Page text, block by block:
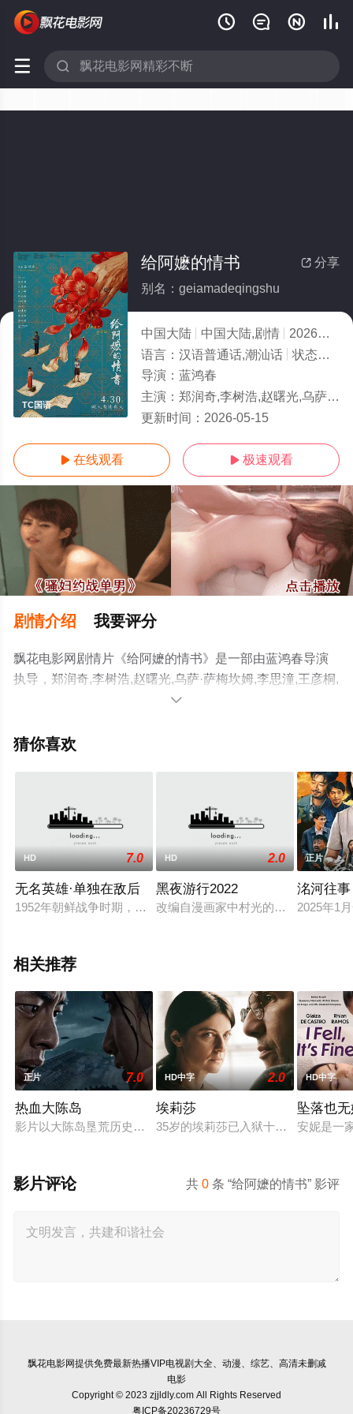
   
 
TC国语
 分享
给阿嬷的情书
别名：geiamadeqingshu
中国大陆 中国大陆,剧情 2026
5.0
语言： 汉语普通话,潮汕话 状态：
导演： 蓝鸿春
主演： 郑润奇,李树浩,赵曙光,乌萨·萨梅坎姆,李思潼,王彦桐,吴少卿,王晓慧,李德如
更新时间： 2026-05-15
 在线观看  极速观看
剧情介绍 我要评分
飘花电影网剧情片《给阿嬷的情书》是一部由蓝鸿春导演
执导，郑润奇,李树浩,赵曙光,乌萨·萨梅坎姆,李思潼,王彦桐,
吴少卿,王晓慧,李德如等演员精彩演绎的中国大陆电影，手
多相关信息可移步至豆瓣电影、电视猫或剧情网等平台了

猜你喜欢
HD 7.0
无名英雄·单独在敌后
1952年朝鲜战争时期，美帝国主义为了继续实现强占全朝鲜的
HD 2.0
黑夜游行2022
改编自漫画家中村光的同名新作，原
正片
洺河往事
2025年1
相关推荐
正片 7.0
热血大陈岛
影片以大陈岛垦荒历史为创作底色，在尊重历史真实性的前提
HD中字 2.0
埃莉莎
35岁的埃莉莎已入狱十年，她因杀害
HD中字
坠落也
安妮是一
共0 条 “给阿嬷的情书” 影评
影片评论
飘花电影网提供免费最新热播VIP电视剧大全、动漫、综艺、高清未删减
电影
Copyright © 2023 zjjldly.com All Rights Reserved
粤ICP备20236729号